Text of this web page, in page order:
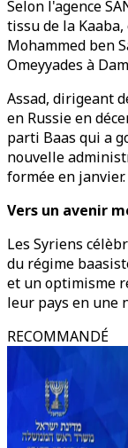
Selon l'agence
tissu de la
Mohammed ben
Omeyyades à
Assad, dirigeant
en Russie en
parti Baas qui a
nouvelle
formée en janvier.
Vers un avenir
Les Syriens
du régime
et un optimisme
leur pays en une
RECOMMANDÉ